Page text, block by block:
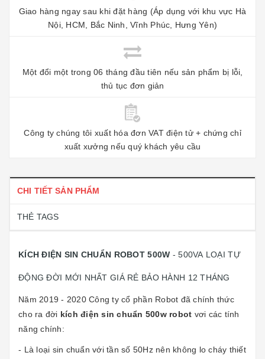
Giao hàng ngay sau khi đặt hàng (Áp dụng với khu vực Hà
Nội, HCM, Bắc Ninh, Vĩnh Phúc, Hưng Yên)
Một đổi một trong 06 tháng đầu tiên nếu sản phẩm bị lỗi,
thủ tục đơn giản
Công ty chúng tôi xuất hóa đơn VAT điện tử + chứng chỉ
xuất xưởng nếu quý khách yêu cầu
CHI TIẾT SẢN PHẨM
THẺ TAGS
KÍCH ĐIỆN SIN CHUẨN ROBOT 500W - 500VA LOẠI TỰ
ĐỘNG ĐỜI MỚI NHẤT GIÁ RẺ BẢO HÀNH 12 THÁNG
Năm 2019 - 2020 Công ty cổ phần Robot đã chính thức
cho ra đời kích điện sin chuẩn 500w robot vơi các tính
năng chính:
- Là loại sin chuẩn với tần số 50Hz nên không lo cháy thiết